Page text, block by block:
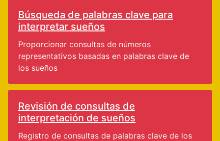
Búsqueda de palabras clave para
interpretar sueños
Proporcionar consultas de números
representativos basadas en palabras clave de
los sueños
Revisión de consultas de
interpretación de sueños
Registro de consultas de palabras clave de los